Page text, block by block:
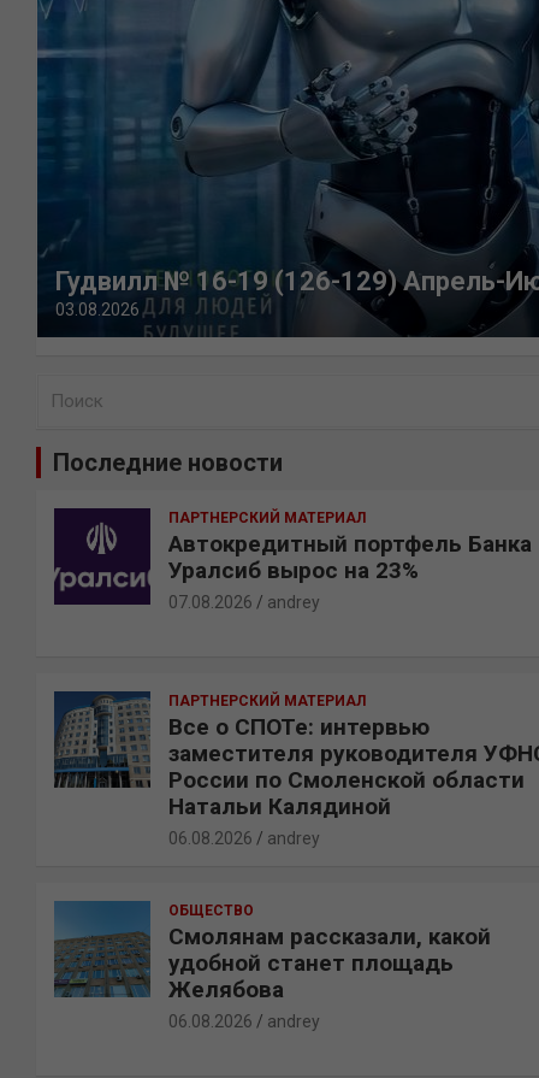
Гудвилл № 16-19 (126-129) Апрель-
03.08.2026
Последние новости
ПАРТНЕРСКИЙ МАТЕРИАЛ
Автокредитный портфель Банка
Уралсиб вырос на 23%
07.08.2026 andrey
ПАРТНЕРСКИЙ МАТЕРИАЛ
Все о СПОТе: интервью
заместителя руководителя
России по Смоленской области
Натальи Калядиной
06.08.2026 andrey
ОБЩЕСТВО
Смолянам рассказали, какой
удобной станет площадь
Желябова
06.08.2026 andrey